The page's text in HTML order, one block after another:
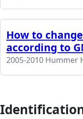
How to
according to
2005-2010 Hummer